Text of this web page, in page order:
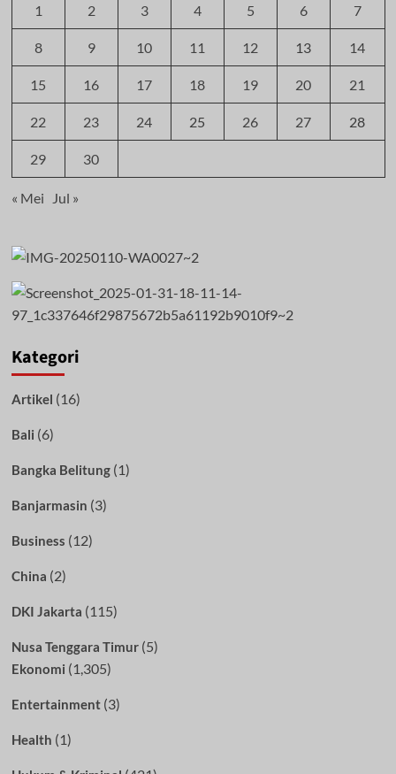
1 2 3 4 5 6 7
8 9 10 11 12 13 14
15 16 17 18 19 20 21
22 23 24 25 26 27 28
29 30
« Mei Jul »
Kategori
Artikel (16)
Bali (6)
Bangka Belitung(1)
Banjarmasin (3)
Business (12)
China (2)
DKI Jakarta (115)
Nusa Tenggara Timur(5)
Ekonomi (1,305)
Entertainment(3)
Health (1)